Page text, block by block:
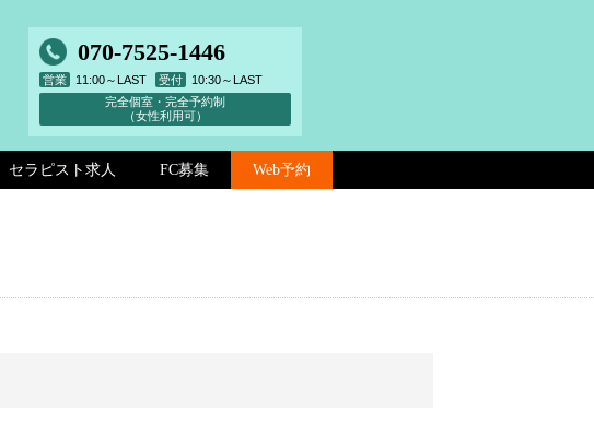
070-7525-1446
営業 11:00～LAST 受付
10:30～LAST
完全個室・完全予約制
（女性利用可）
セラピスト求人 FC募集 Web予約